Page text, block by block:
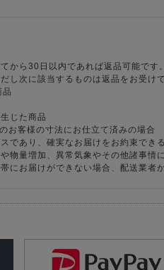
から30日以内であれば返品可能です。
し次に該当するものは返品をお受け
品
じた商品
お客様の寸法にお仕立て済みの場合
であり、確実なお届けをお約束で
物量増加、異常気象やその他諸事
にお届けができない場合、配送業者